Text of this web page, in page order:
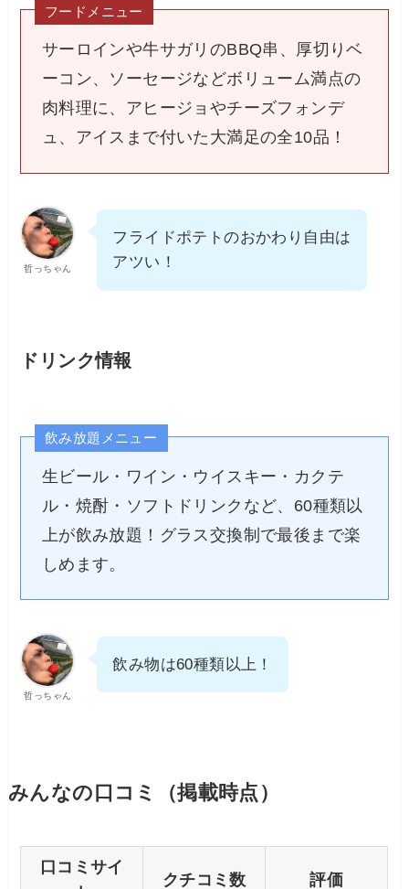
フードメニュー
サーロインや牛サガリのBBQ串、厚切りベ
ーコン、ソーセージなどボリューム満点の
肉料理に、アヒージョやチーズフォンデ
ュ、アイスまで付いた大満足の全10品！
哲っちゃん
フライドポテトのおかわり自由は
アツい！
ドリンク情報
飲み放題メニュー
生ビール・ワイン・ウイスキー・カクテ
ル・焼酎・ソフトドリンクなど、60種類以
上が飲み放題！グラス交換制で最後まで楽
しめます。
哲っちゃん
飲み物は60種類以上！
みんなの口コミ（掲載時点）
口コミサイ
クチコミ数 評価